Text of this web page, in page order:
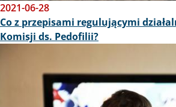
2021-06-28
Co z przepisami regulującymi
Komisji ds. Pedofilii?